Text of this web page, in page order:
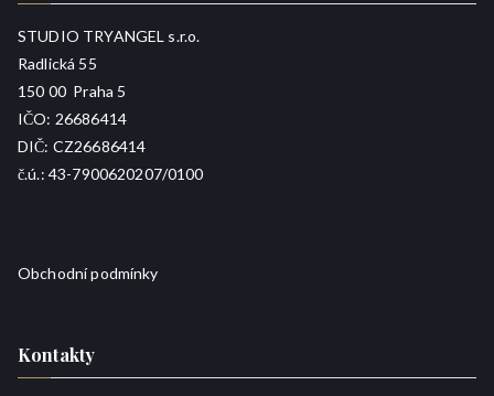
STUDIO TRYANGEL s.r.o.
Radlická 55
150 00 Praha 5
IČO: 26686414
DIČ: CZ26686414
č.ú.: 43-7900620207/0100
Obchodní podmínky
Kontakty